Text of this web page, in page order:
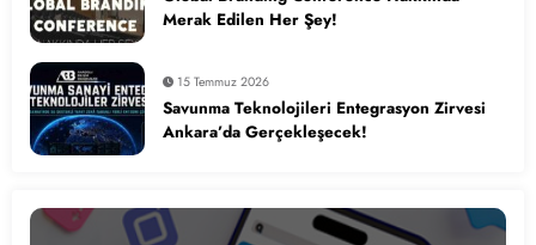
Merak Edilen Her Şey!
15 Temmuz 2026
Savunma Teknolojileri Entegrasyon Zirvesi
Ankara’da Gerçekleşecek!